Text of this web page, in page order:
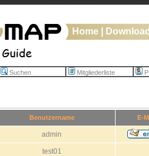
Home
Suchen Mitgliederliste
Benutzername E-
admin
test01